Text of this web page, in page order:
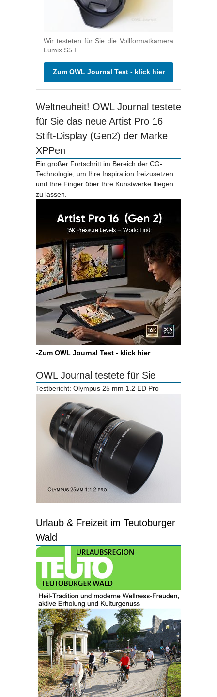
Wir testeten für Sie die Vollformatkamera
Lumix S5 II.
Zum OWL Journal Test - klick hier
Weltneuheit! OWL Journal testete
für Sie das neue Artist Pro 16
Stift-Display (Gen2) der Marke
XPPen
Ein großer Fortschritt im Bereich der CG-
Technologie, um Ihre Inspiration freizusetzen
und Ihre Finger über Ihre Kunstwerke fliegen
zu lassen.
-Zum OWL Journal Test - klick hier
OWL Journal testete für Sie
Testbericht: Olympus 25 mm 1.2 ED Pro
Urlaub & Freizeit im Teutoburger
Wald